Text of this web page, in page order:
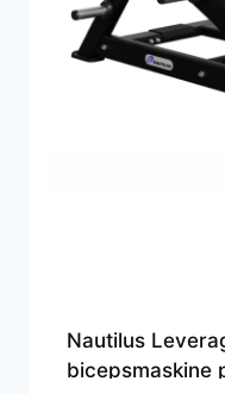
Nautilus
bicepsmaskine